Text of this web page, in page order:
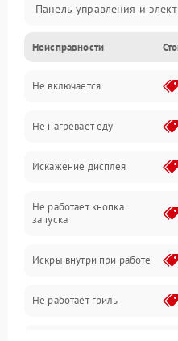
Панель управления и
Дверца и корпус
Механика и внутренние
Механические
Питание и запуск
Нагрев и приготовление
Программное обеспечение
Неисправности
Не включается
Не нагревает еду
Искажение дисплея
Не работает кнопка
запуска
Искры внутри при работе
Не работает гриль